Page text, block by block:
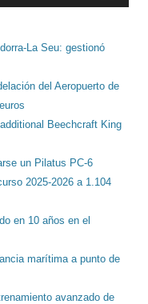
La Seu: gestionó
del Aeropuerto de
Beechcraft King
un Pilatus PC-6
2025-2026 a 1.104
en 10 años en el
marítima a punto de
avanzado de